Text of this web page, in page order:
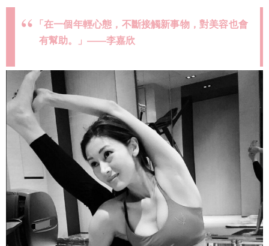
「在一個年輕心態，不斷接觸新事物，對美容也會
有幫助。」——李嘉欣